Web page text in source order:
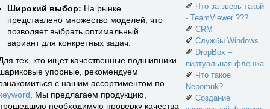
Широкий выбор: На рынке
представлено множество моделей, что
позволяет выбрать оптимальный
вариант для конкретных задач.
тех, кто ищет качественные подшипники
упорные, рекомендуем
с нашим ассортиментом по
. Мы предлагаем продукцию,
необходимую проверку качества
✐ Что за зверь такой
- TeamViewer ???
✐ CRM
✐ Службы Windows
✐ DropBox –
виртуальная флешка
✐ Что такое
Nepomuk?
✐ Создание